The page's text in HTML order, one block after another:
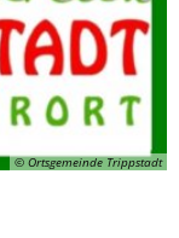
© Ortsgemeinde Trippstadt